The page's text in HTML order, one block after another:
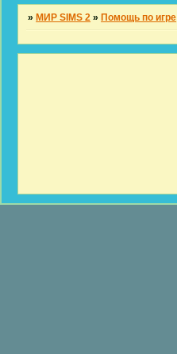
» МИР SIMS 2 » Помощь по игре